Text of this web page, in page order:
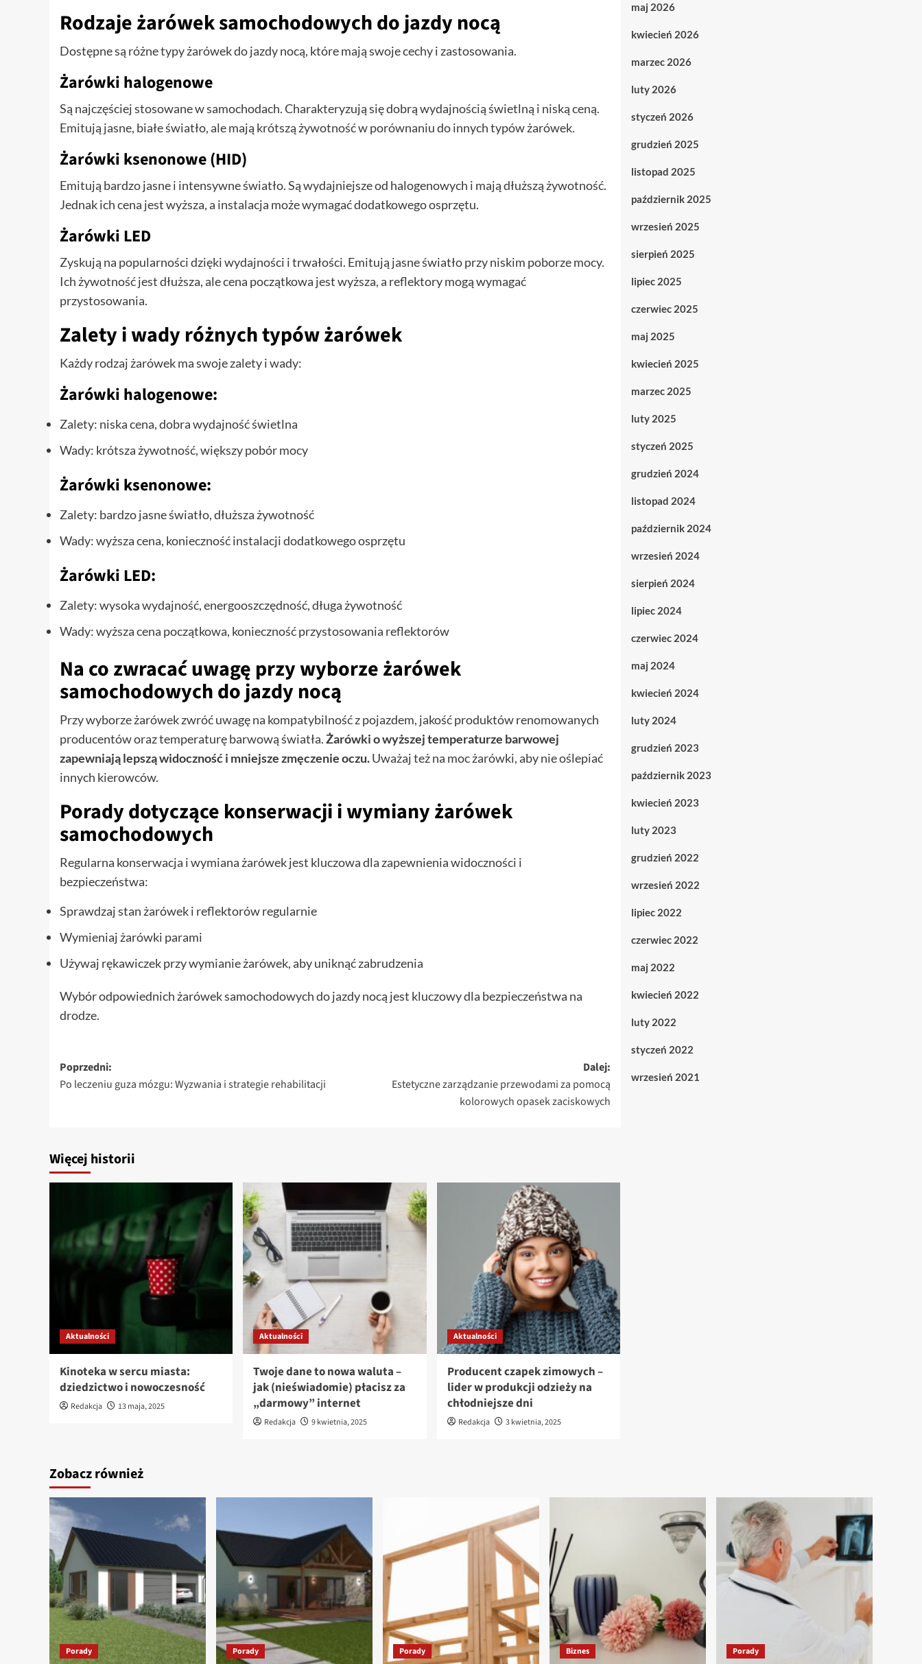
Rodzaje żarówek samochodowych do jazdy nocą
Dostępne są różne typy żarówek do jazdy nocą, które mają swoje cechy i zastosowania.
Żarówki halogenowe
Są najczęściej stosowane w samochodach. Charakteryzują się dobrą wydajnością świetlną i niską ceną.
Emitują jasne, białe światło, ale mają krótszą żywotność w porównaniu do innych typów żarówek.
Żarówki ksenonowe (HID)
Emitują bardzo jasne i intensywne światło. Są wydajniejsze od halogenowych i mają dłuższą żywotność.
Jednak ich cena jest wyższa, a instalacja może wymagać dodatkowego osprzętu.
Żarówki LED
Zyskują na popularności dzięki wydajności i trwałości. Emitują jasne światło przy niskim poborze mocy.
Ich żywotność jest dłuższa, ale cena początkowa jest wyższa, a reflektory mogą wymagać
przystosowania.
Zalety i wady różnych typów żarówek
Każdy rodzaj żarówek ma swoje zalety i wady:
Żarówki halogenowe:
Zalety: niska cena, dobra wydajność świetlna
Wady: krótsza żywotność, większy pobór mocy
Żarówki ksenonowe:
Zalety: bardzo jasne światło, dłuższa żywotność
Wady: wyższa cena, konieczność instalacji dodatkowego osprzętu
Żarówki LED:
Zalety: wysoka wydajność, energooszczędność, długa żywotność
Wady: wyższa cena początkowa, konieczność przystosowania reflektorów
Na co zwracać uwagę przy wyborze żarówek
samochodowych do jazdy nocą
Przy wyborze żarówek zwróć uwagę na kompatybilność z pojazdem, jakość produktów renomowanych
producentów oraz temperaturę barwową światła.Żarówki o wyższej temperaturze barwowej
zapewniają lepszą widoczność i mniejsze zmęczenie oczu.Uważaj też na moc żarówki, aby nie oślepiać
innych kierowców.
Porady dotyczące konserwacji i wymiany żarówek
samochodowych
Regularna konserwacja i wymiana żarówek jest kluczowa dla zapewnienia widoczności i
bezpieczeństwa:
Sprawdzaj stan żarówek i reflektorów regularnie
Wymieniaj żarówki parami
Używaj rękawiczek przy wymianie żarówek, aby uniknąć zabrudzenia
Wybór odpowiednich żarówek samochodowych do jazdy nocą jest kluczowy dla bezpieczeństwa na
drodze.
Zobacz
wpisy
Poprzedni:
Po leczeniu guza mózgu: Wyzwania i strategie rehabilitacji
Dalej:
Estetyczne zarządzanie przewodami za pomocą
kolorowych opasek zaciskowych
Więcej historii
Aktualności
Kinoteka w sercu miasta:
dziedzictwo i nowoczesność
Redakcja 13 maja, 2025
Aktualności
Twoje dane to nowa waluta –
jak (nieświadomie) płacisz za
„darmowy” internet
Redakcja 9 kwietnia, 2025
Aktualności
Producent czapek zimowych –
lider w produkcji odzieży na
chłodniejsze dni
Redakcja 3 kwietnia, 2025
maj 2026
kwiecień 2026
marzec 2026
luty 2026
styczeń 2026
grudzień 2025
listopad 2025
październik 2025
wrzesień 2025
sierpień 2025
lipiec 2025
czerwiec 2025
maj 2025
kwiecień 2025
marzec 2025
luty 2025
styczeń 2025
grudzień 2024
listopad 2024
październik 2024
wrzesień 2024
sierpień 2024
lipiec 2024
czerwiec 2024
maj 2024
kwiecień 2024
luty 2024
grudzień 2023
październik 2023
kwiecień 2023
luty 2023
grudzień 2022
wrzesień 2022
lipiec 2022
czerwiec 2022
maj 2022
kwiecień 2022
luty 2022
styczeń 2022
wrzesień 2021
Zobacz również
Porady Porady Porady Biznes Porady